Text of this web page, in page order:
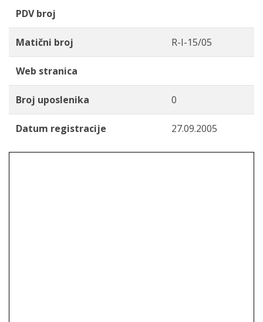
PDV broj
Matični broj R-I-15/05
Web stranica
Broj uposlenika 0
Datum registracije 27.09.2005